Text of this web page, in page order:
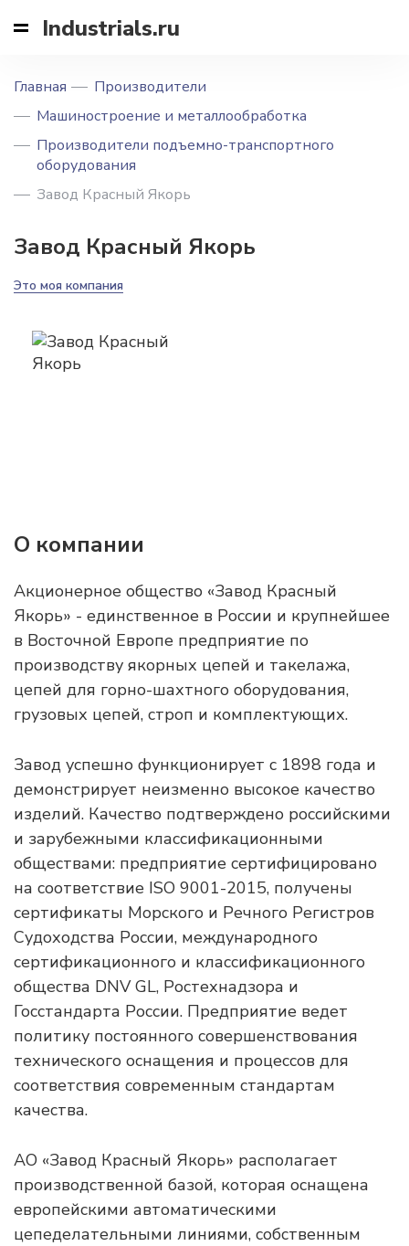
Industrials.ru
Главная
Производители
Машиностроение и металлообработка
Производители подъемно-транспортного
оборудования
Завод Красный Якорь
Завод Красный Якорь
Это моя компания
О компании
Акционерное общество «Завод Красный
Якорь» - единственное в России и крупнейшее
в Восточной Европе предприятие по
производству якорных цепей и такелажа,
цепей для горно-шахтного оборудования,
грузовых цепей, строп и комплектующих.
Завод успешно функционирует с 1898 года и
демонстрирует неизменно высокое качество
изделий. Качество подтверждено российскими
и зарубежными классификационными
обществами: предприятие сертифицировано
на соответствие ISO 9001-2015, получены
сертификаты Морского и Речного Регистров
Судоходства России, международного
сертификационного и классификационного
общества DNV GL, Ростехнадзора и
Госстандарта России. Предприятие ведет
политику постоянного совершенствования
технического оснащения и процессов для
соответствия современным стандартам
качества.
АО «Завод Красный Якорь» располагает
производственной базой, которая оснащена
европейскими автоматическими
цепеделательными линиями, собственным